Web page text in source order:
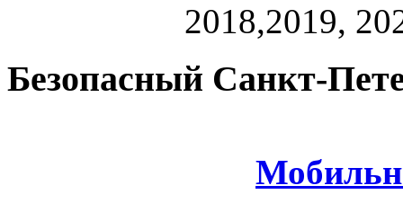
2018,2019,
Безопасный Санкт-